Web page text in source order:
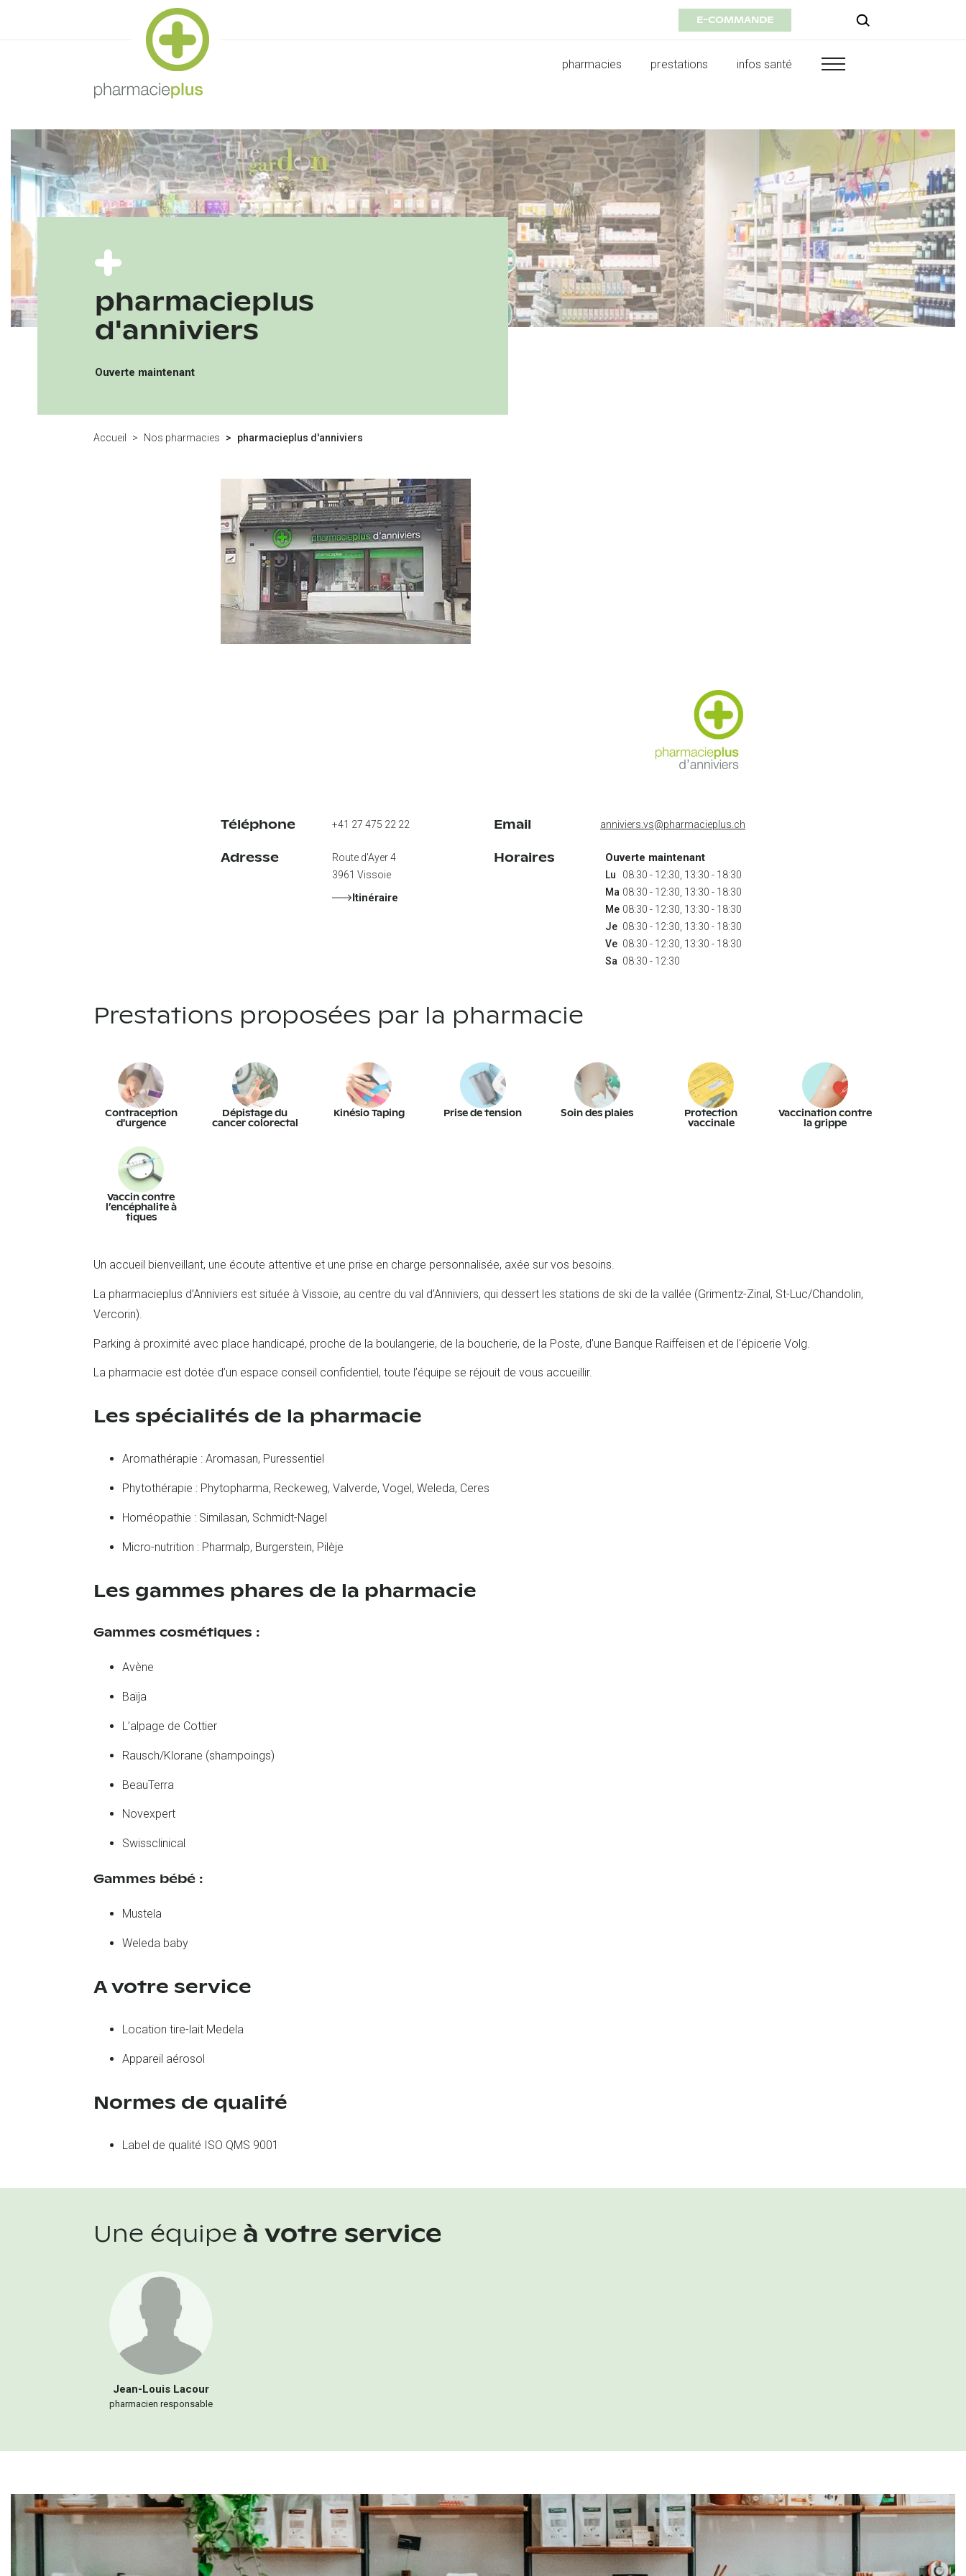
E-COMMANDE
pharmacies prestations infos santé
pharmacieplus
d'anniviers
Ouverte maintenant
Accueil Nos pharmacies pharmacieplus d'anniviers
Téléphone +41 27 475 22 22
Adresse
Route d'Ayer 4
3961 Vissoie
Itinéraire
Email anniviers.vs@pharmacieplus.ch
Horaires Ouverte maintenant
Lu
Ma
Me
Je
Ve
Sa 08:30 - 12:30
Prestations proposées par la pharmacie
Contraception
d'urgence
Dépistage du
cancer colorectal
Kinésio Taping Prise de tension Soin des plaies
Protection
vaccinale
Vaccination contre
la grippe
Vaccin contre
l’encéphalite à
tiques
Un accueil bienveillant, une écoute attentive et une prise en charge personnalisée, axée sur vos besoins.
La pharmacieplus d’Anniviers est située à Vissoie, au centre du val d’Anniviers, qui dessert les stations de ski de la vallée (Grimentz-Zinal, St-Luc/Chandolin,
Vercorin).
Parking à proximité avec place handicapé, proche de la boulangerie, de la boucherie, de la Poste, d'une Banque Raiffeisen et de l'épicerie Volg.
La pharmacie est dotée d’un espace conseil confidentiel, toute l’équipe se réjouit de vous accueillir.
Les spécialités de la pharmacie
Aromathérapie : Aromasan, Puressentiel
Phytothérapie : Phytopharma, Reckeweg, Valverde, Vogel, Weleda, Ceres
Homéopathie : Similasan, Schmidt-Nagel
Micro-nutrition : Pharmalp, Burgerstein, Pilèje
Les gammes phares de la pharmacie
Gammes cosmétiques :
Avène
Baïja
L’alpage de Cottier
Rausch/Klorane (shampoings)
BeauTerra
Novexpert
Swissclinical
Gammes bébé :
Mustela
Weleda baby
A votre service
Location tire-lait Medela
Appareil aérosol
Normes de qualité
Label de qualité ISO QMS 9001
Une équipe à votre service
Jean-Louis Lacour
pharmacien responsable